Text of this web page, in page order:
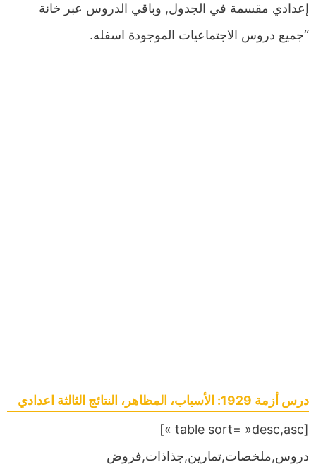
إعدادي مقسمة في الجدول, وباقي الدروس عبر خانة
“جميع دروس الاجتماعيات الموجودة اسفله.
درس أزمة 1929: الأسباب، المظاهر، النتائج الثالثة اعدادي
[table sort= »desc,asc »]
دروس,ملخصات,تمارين,جذاذات,فروض